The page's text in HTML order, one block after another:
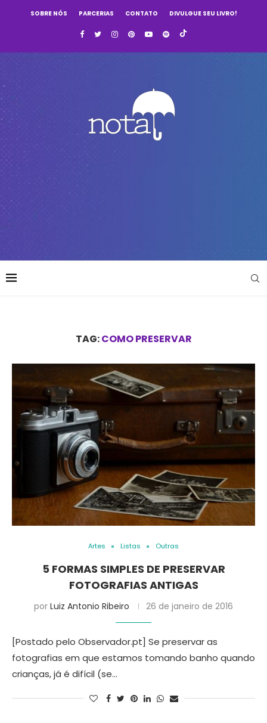
SOBRE NÓS PARCERIAS CONTATO DIVULGUE SEU LIVRO!
TAG:COMO PRESERVAR
Artes Listas Outras
5 FORMAS SIMPLES DE PRESERVAR
FOTOGRAFIAS ANTIGAS
por Luiz Antonio Ribeiro 26 de janeiro de 2016
[Postado pelo Observador.pt] Se preservar as
fotografias em que estamos tomando banho quando
crianças, já é difícil (se…